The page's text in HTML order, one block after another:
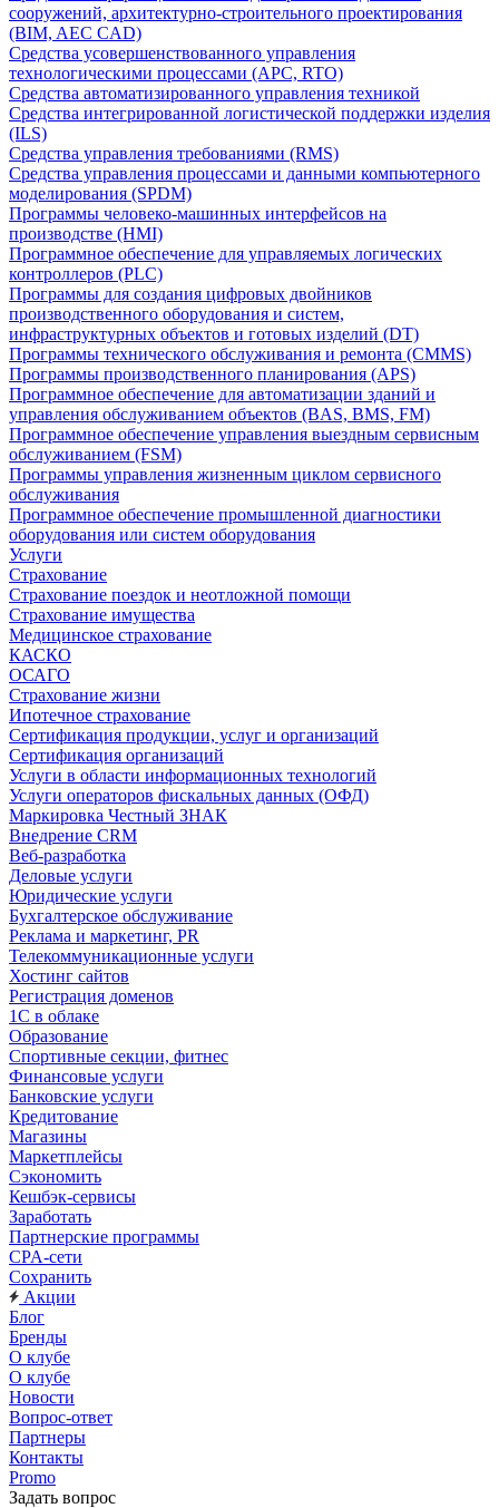
сооружений, архитектурно-строительного проектирования
(BIM, AEC CAD)
Средства усовершенствованного управления
технологическими процессами (APC, RTO)
Средства автоматизированного управления техникой
Средства интегрированной логистической поддержки изделия
(ILS)
Средства управления требованиями (RMS)
Средства управления процессами и данными компьютерного
моделирования (SPDM)
Программы человеко-машинных интерфейсов на
производстве (HMI)
Программное обеспечение для управляемых логических
контроллеров (PLC)
Программы для создания цифровых двойников
производственного оборудования и систем,
инфраструктурных объектов и готовых изделий (DT)
Программы технического обслуживания и ремонта (CMMS)
Программы производственного планирования (APS)
Программное обеспечение для автоматизации зданий и
управления обслуживанием объектов (BAS, BMS, FM)
Программное обеспечение управления выездным сервисным
обслуживанием (FSM)
Программы управления жизненным циклом сервисного
обслуживания
Программное обеспечение промышленной диагностики
оборудования или систем оборудования
Услуги
Страхование
Страхование поездок и неотложной помощи
Страхование имущества
Медицинское страхование
КАСКО
ОСАГО
Страхование жизни
Ипотечное страхование
Сертификация продукции, услуг и организаций
Сертификация организаций
Услуги в области информационных технологий
Услуги операторов фискальных данных (ОФД)
Маркировка Честный ЗНАК
Внедрение CRM
Веб-разработка
Деловые услуги
Юридические услуги
Бухгалтерское обслуживание
Реклама и маркетинг, PR
Телекоммуникационные услуги
Хостинг сайтов
Регистрация доменов
1С в облаке
Образование
Спортивные секции, фитнес
Финансовые услуги
Банковские услуги
Кредитование
Магазины
Маркетплейсы
Сэкономить
Кешбэк-сервисы
Заработать
Партнерские программы
CPA-сети
Сохранить
Акции
Блог
Бренды
О клубе
О клубе
Новости
Вопрос-ответ
Партнеры
Контакты
Promo
Задать вопрос